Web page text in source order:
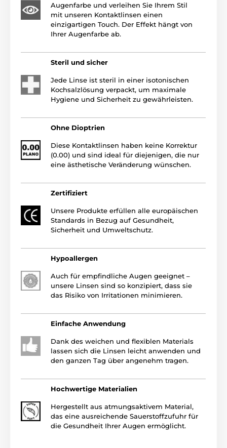
Augenfarbe und verleihen Sie Ihrem Stil
mit unseren Kontaktlinsen einen
einzigartigen Touch. Der Effekt hängt von
Ihrer Augenfarbe ab.
Steril und sicher
Jede Linse ist steril in einer isotonischen
Kochsalzlösung verpackt, um maximale
Hygiene und Sicherheit zu gewährleisten.
Ohne Dioptrien
Diese Kontaktlinsen haben keine Korrektur
(0.00) und sind ideal für diejenigen, die nur
eine ästhetische Veränderung wünschen.
Zertifiziert
Unsere Produkte erfüllen alle europäischen
Standards in Bezug auf Gesundheit,
Sicherheit und Umweltschutz.
Hypoallergen
Auch für empfindliche Augen geeignet –
unsere Linsen sind so konzipiert, dass sie
das Risiko von Irritationen minimieren.
Einfache Anwendung
Dank des weichen und flexiblen Materials
lassen sich die Linsen leicht anwenden und
den ganzen Tag über angenehm tragen.
Hochwertige Materialien
Hergestellt aus atmungsaktivem Material,
das eine ausreichende Sauerstoffzufuhr für
die Gesundheit Ihrer Augen ermöglicht.